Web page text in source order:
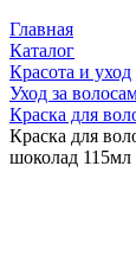
Главная
Каталог
Красота и уход
Уход за
Краска для
Краска для
шоколад 115мл